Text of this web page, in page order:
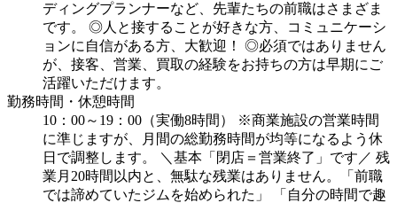
ディングプランナーなど、先輩たちの前職はさまざま
です。
◎人と接することが好きな方、コミュニケーシ
ョンに自信がある方、大歓迎！
◎必須ではありません
が、接客、営業、買取の経験をお持ちの方は早期にご
活躍いただけます。
勤務時間・休憩時間
10：00～19：00（実働8時間）
※商業施設の営業時間
に準じますが、月間の総勤務時間が均等になるよう休
日で調整します。
＼基本「閉店＝営業終了」です／ 残
業月20時間以内と、無駄な残業はありません。「前職
では諦めていたジムを始められた」
「自分の時間で趣